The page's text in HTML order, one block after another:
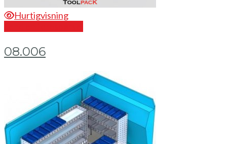
Hurtigvisning
08.006